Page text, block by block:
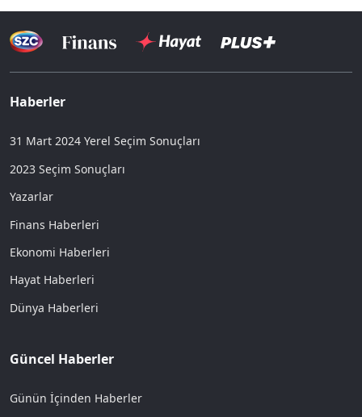
Haberler
31 Mart 2024 Yerel Seçim Sonuçları
2023 Seçim Sonuçları
Yazarlar
Finans Haberleri
Ekonomi Haberleri
Hayat Haberleri
Dünya Haberleri
Güncel Haberler
Günün İçinden Haberler